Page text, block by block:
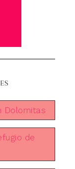
Dolomitas
de